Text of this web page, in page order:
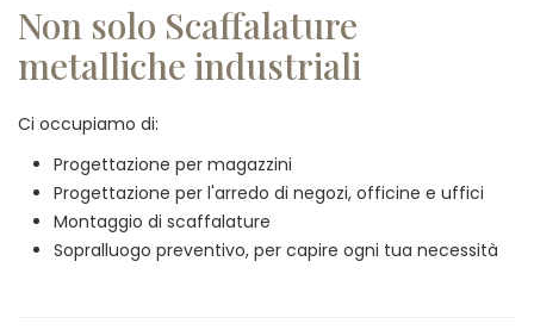
Non solo Scaffalature
metalliche industriali
Ci occupiamo di:
Progettazione per magazzini
Progettazione per l'arredo di negozi, officine e uffici
Montaggio di scaffalature
Sopralluogo preventivo, per capire ogni tua necessità